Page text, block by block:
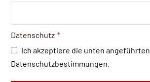
Datenschutz *
Ich akzeptiere die unten angeführten
Datenschutzbestimmungen.